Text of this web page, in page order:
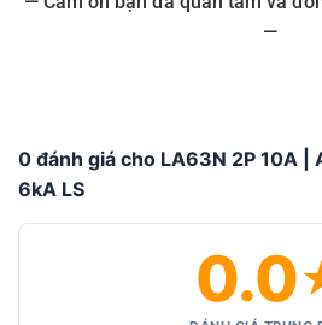
—
0 đánh giá cho LA63N 2P 10A |
6kA LS
0.0